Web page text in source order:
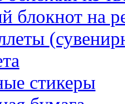
блокнот на
стикеры